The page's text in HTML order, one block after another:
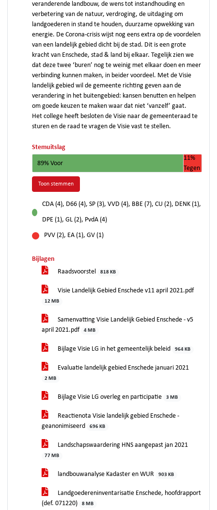
veranderende landbouw, de wens tot instandhouding en
verbetering van de natuur, verdroging, de uitdaging om
landgoederen in stand te houden, duurzame opwekking van
energie. De Corona-crisis wijst nog eens extra op de voordelen
van een landelijk gebied dicht bij de stad. Dit is een grote
kracht van Enschede, stad & land bij elkaar. Tegelijk zien we
dat deze twee ‘buren’ nog te weinig met elkaar doen en meer
verbinding kunnen maken, in beider voordeel. Met de Visie
landelijk gebied wil de gemeente richting geven aan de
verandering in het buitengebied: kansen benutten en helpen
om goede keuzen te maken waar dat niet ‘vanzelf’ gaat.
Het college heeft besloten de Visie naar de gemeenteraad te
sturen en de raad te vragen de Visie vast te stellen.
Stemuitslag
89% Voor
11%
Tegen
Toon stemmen
voor
CDA (4), D66 (4), SP (3), VVD (4), BBE (7), CU (2), DENK (1),
DPE (1), GL (2), PvdA (4)
PVV (2), EA (1), GV (1)
Bijlagen
Raadsvoorstel
818 KB
Visie Landelijk Gebied Enschede v11 april 2021.pdf
12 MB
Samenvatting Visie Landelijk Gebied Enschede - v5
april 2021.pdf
4 MB
Bijlage Visie LG in het gemeentelijk beleid 964 KB
Evaluatie landelijk gebied Enschede januari 2021
2 MB
Bijlage Visie LG overleg en participatie 3 MB
Reactienota Visie landelijk gebied Enschede -
geanonimiseerd
696 KB
Landschapswaardering HNS aangepast jan 2021
77 MB
landbouwanalyse Kadaster en WUR 903 KB
Landgoedereninventarisatie Enschede, hoofdrapport
(def. 071220)
8 MB